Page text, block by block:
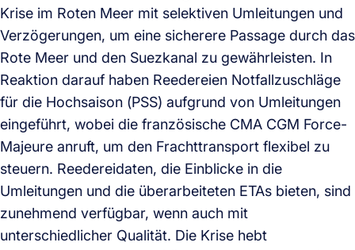
Krise im Roten Meer mit selektiven Umleitungen und
Verzögerungen, um eine sicherere Passage durch das
Rote Meer und den Suezkanal zu gewährleisten. In
Reaktion darauf haben Reedereien Notfallzuschläge
für die Hochsaison (PSS) aufgrund von Umleitungen
eingeführt, wobei die französische CMA CGM Force-
Majeure anruft, um den Frachttransport flexibel zu
steuern. Reedereidaten, die Einblicke in die
Umleitungen und die überarbeiteten ETAs bieten, sind
zunehmend verfügbar, wenn auch mit
unterschiedlicher Qualität. Die Krise hebt